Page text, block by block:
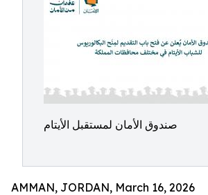
صندوق الأمان لمستقبل الأيتام
AMMAN, JORDAN, March 16, 2026